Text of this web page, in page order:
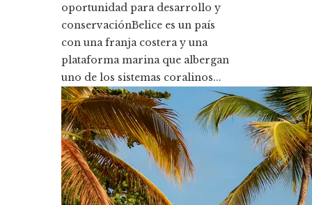
oportunidad para desarrollo y
conservaciónBelice es un país
con una franja costera y una
plataforma marina que albergan
uno de los sistemas coralinos...